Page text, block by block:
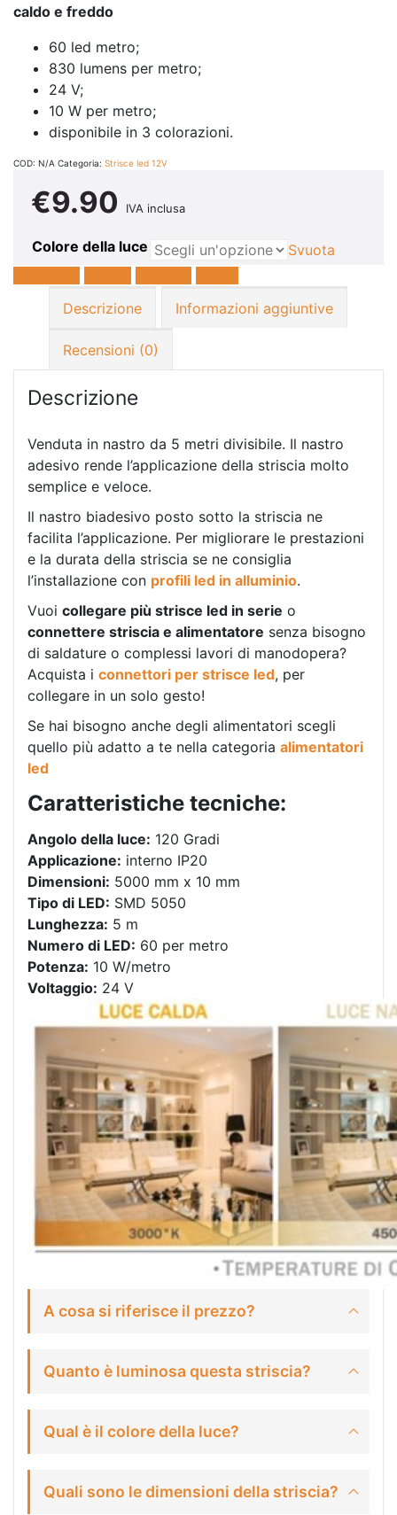
caldo e freddo
60 led metro;
830 lumens per metro;
24 V;
10 W per metro;
disponibile in 3 colorazioni.
COD: N/A Categoria: Strisce led 12V
€9.90 IVA inclusa
Colore della luce
Svuota
Descrizione
Informazioni aggiuntive
Recensioni (0)
Descrizione
Venduta in nastro da 5 metri divisibile. Il nastro
adesivo rende l’applicazione della striscia molto
semplice e veloce.
Il nastro biadesivo posto sotto la striscia ne
facilita l’applicazione. Per migliorare le prestazioni
e la durata della striscia se ne consiglia
l’installazione con profili led in alluminio.
Vuoi collegare più strisce led in serie o
connettere striscia e alimentatore senza bisogno
di saldature o complessi lavori di manodopera?
Acquista i connettori per strisce led, per
collegare in un solo gesto!
Se hai bisogno anche degli alimentatori scegli
quello più adatto a te nella categoria alimentatori
led
Caratteristiche tecniche:
Angolo della luce: 120 Gradi
Applicazione: interno IP20
Dimensioni: 5000 mm x 10 mm
Tipo di LED: SMD 5050
Lunghezza: 5 m
Numero di LED: 60 per metro
Potenza: 10 W/metro
Voltaggio: 24 V
A cosa si riferisce il prezzo?
Quanto è luminosa questa striscia?
Qual è il colore della luce?
Quali sono le dimensioni della striscia?